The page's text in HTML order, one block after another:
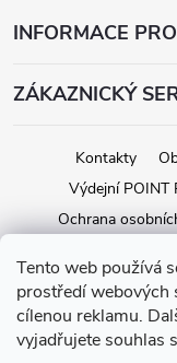
Tento web používá
prostředí webových
cílenou reklamu.
vyjadřujete souhlas
INFORMACE
ZÁKAZNICKÝ
Kontakty
Výdejní POINT
Ochrana
Copyright 2026